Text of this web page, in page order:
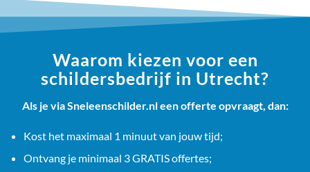
Waarom kiezen voor een
schildersbedrijf in Utrecht?
Als je via Sneleenschilder.nl een offerte opvraagt, dan:
Kost het maximaal 1 minuut van jouw tijd;
Ontvang je minimaal 3 GRATIS offertes;